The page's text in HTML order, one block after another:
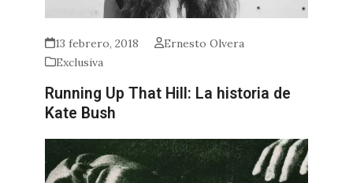
13 febrero, 2018
Ernesto Olvera
Exclusiva
Running Up That Hill: La historia de
Kate Bush